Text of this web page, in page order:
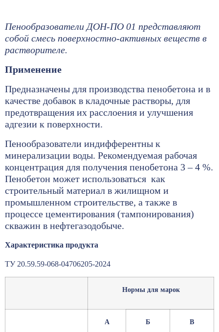
Пенообразователи ДОН-ПО 01 представляют
собой смесь поверхностно-активных веществ в
растворителе.
Применение
Предназначены для производства пенобетона и в
качестве добавок в кладочные растворы, для
предотвращения их расслоения и улучшения
адгезии к поверхности.
Пенообразователи индифферентны к
минерализации воды. Рекомендуемая рабочая
концентрация для получения пенобетона 3 – 4 %.
Пенобетон может использоваться как
строительный материал в жилищном и
промышленном строительстве, а также в
процессе цементирования (тампонирования)
скважин в нефтегазодобыче.
Характеристика продукта
ТУ 20.59.59-068-04706205-2024
Нормы для марок
А Б В